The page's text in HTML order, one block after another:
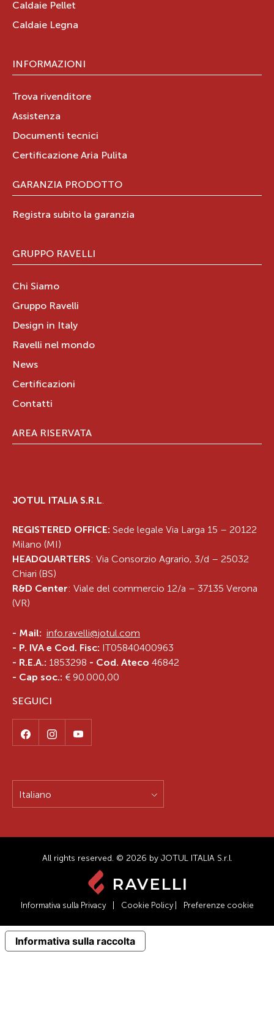
Caldaie Pellet
Caldaie Legna
INFORMAZIONI
Trova rivenditore
Assistenza
Documenti tecnici
Certificazione Aria Pulita
GARANZIA PRODOTTO
Registra subito la garanzia
GRUPPO RAVELLI
Chi Siamo
Gruppo Ravelli
Design in Italy
Ravelli nel mondo
News
Certificazioni
Contatti
AREA RISERVATA
JOTUL ITALIA S.R.L
REGISTERED OFFICE: Sede legale Via Larga 15 – 20122
Milano (MI)
HEADQUARTERS: Via Consorzio Agrario, 3/d – 25032
Chiari (BS)
R&D Center: Viale del commercio 12/a – 37135 Verona
(VR)
- Mail: info.ravelli@jotul.com
- P. IVA e Cod. Fisc: IT05840400963
- R.E.A.: 1853298 - Cod. Ateco 46842
- Cap soc.: € 90.000,00
SEGUICI
Italiano
All rights reserved. © 2026 by JOTUL ITALIA S.r.l.
Informativa sulla Privacy Cookie Policy Preferenze cookie
Informativa sulla raccolta